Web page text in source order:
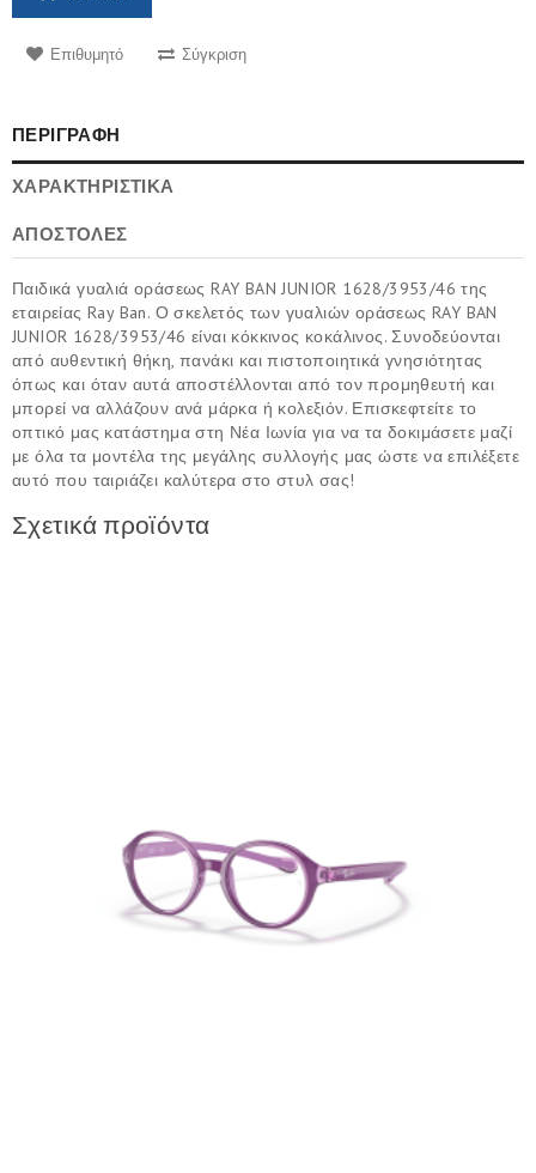
Επιθυμητό Σύγκριση
ΠΕΡΙΓΡΑΦΉ
ΧΑΡΑΚΤΗΡΙΣΤΙΚΆ
ΑΠΟΣΤΟΛΕΣ
Παιδικά γυαλιά οράσεως RAY BAN JUNIOR 1628/3953/46 της
εταιρείας Ray Ban. Ο σκελετός των γυαλιών οράσεως RAY BAN
JUNIOR 1628/3953/46 είναι κόκκινος κοκάλινος. Συνοδεύονται
από αυθεντική θήκη, πανάκι και πιστοποιητικά γνησιότητας
όπως και όταν αυτά αποστέλλονται από τον προμηθευτή και
μπορεί να αλλάζουν ανά μάρκα ή κολεξιόν. Επισκεφτείτε το
οπτικό μας κατάστημα στη Νέα Ιωνία για να τα δοκιμάσετε μαζί
με όλα τα μοντέλα της μεγάλης συλλογής μας ώστε να επιλέξετε
αυτό που ταιριάζει καλύτερα στο στυλ σας!
Σχετικά προϊόντα